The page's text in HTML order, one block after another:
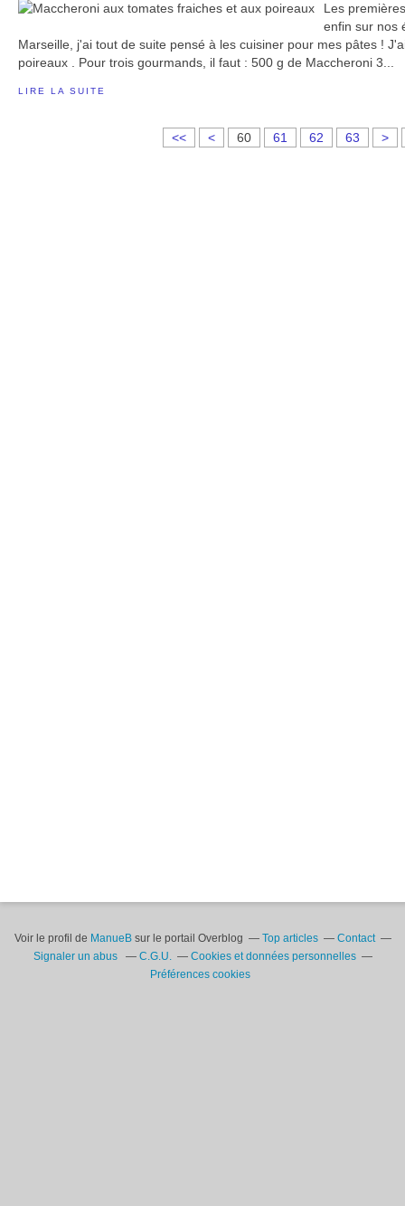
Les
enfin sur nos
Marseille, j'ai tout de suite pensé à les cuisiner pour mes pâtes !
poireaux . Pour trois gourmands, il faut : 500 g de Maccheroni 3...
LIRE LA SUITE
<< <
1
2
3
4
5
60 61 62 63 >
Voir le profil de ManueBsur le portail Overblog Top articles
Contact
Signaler un abus
C.G.U.
Cookies et données personnelles
Préférences cookies